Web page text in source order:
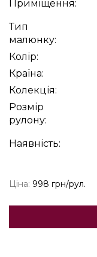
Приміщення:
Тип
малюнку:
Колір:
Країна:
Колекція:
Розмір
рулону:
Наявність:
Ціна: 998 грн/рул.